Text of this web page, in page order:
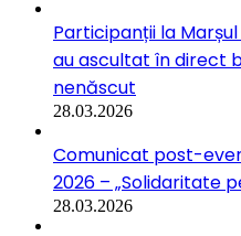
Participanții la
au ascultat în direct
nenăscut
28.03.2026
Comunicat post-
2026 – „Solidaritate
28.03.2026